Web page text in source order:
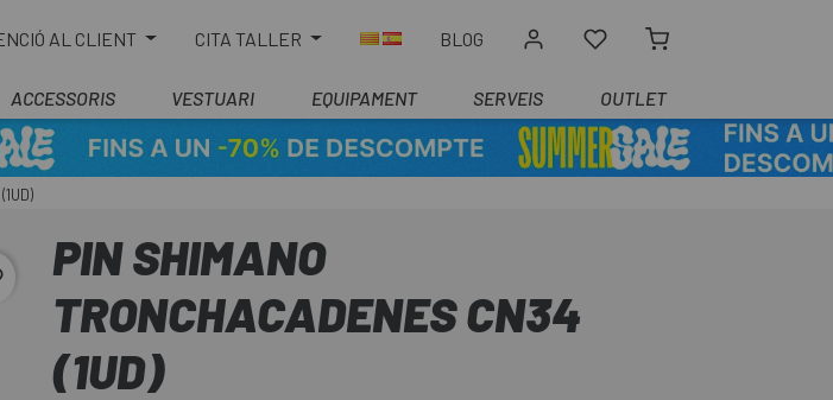
AL CLIENT CITA TALLER BLOG
ACCESSORIS VESTUARI EQUIPAMENT SERVEIS OUTLET
PIN SHIMANO
TRONCHACADENES CN34
(1UD)